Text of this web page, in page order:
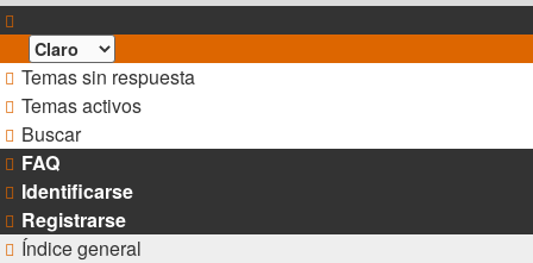
Temas sin respuesta
Temas activos
Buscar
FAQ
Identificarse
Registrarse
Índice general